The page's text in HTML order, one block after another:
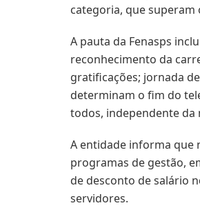
categoria, que
A pauta da Fenasps
reconhecimento da
gratificações; jornada
determinam o fim do
todos, independente
A entidade informa que
programas de gestão,
de desconto de salário
servidores.